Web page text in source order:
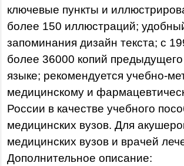
ключевые пункты и
более 150 иллюстраций;
запоминания дизайн текста; с
более 36000 копий
языке; рекомендуется учебно-
медицинскому и
России в качестве учебного
медицинских вузов. Для
медицинских вузов и врачей
Дополнительное описание: